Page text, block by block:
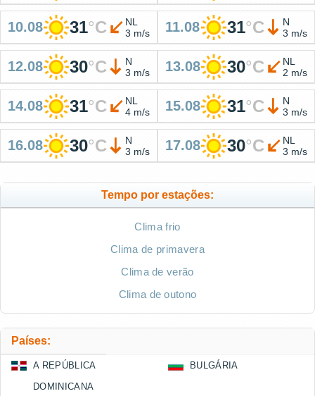
10.08 31°C
NL
3 m/s
11.08 31°C
N
3 m/s
12.08 30°C
N
3 m/s
13.08 30°C
NL
2 m/s
14.08 31°C
NL
4 m/s
15.08 31°C
N
3 m/s
16.08 30°C
N
3 m/s
17.08 30°C
NL
3 m/s
Tempo por estações:
Clima frio
Clima de primavera
Clima de verão
Clima de outono
Países:
A REPÚBLICA
DOMINICANA
BULGÁRIA